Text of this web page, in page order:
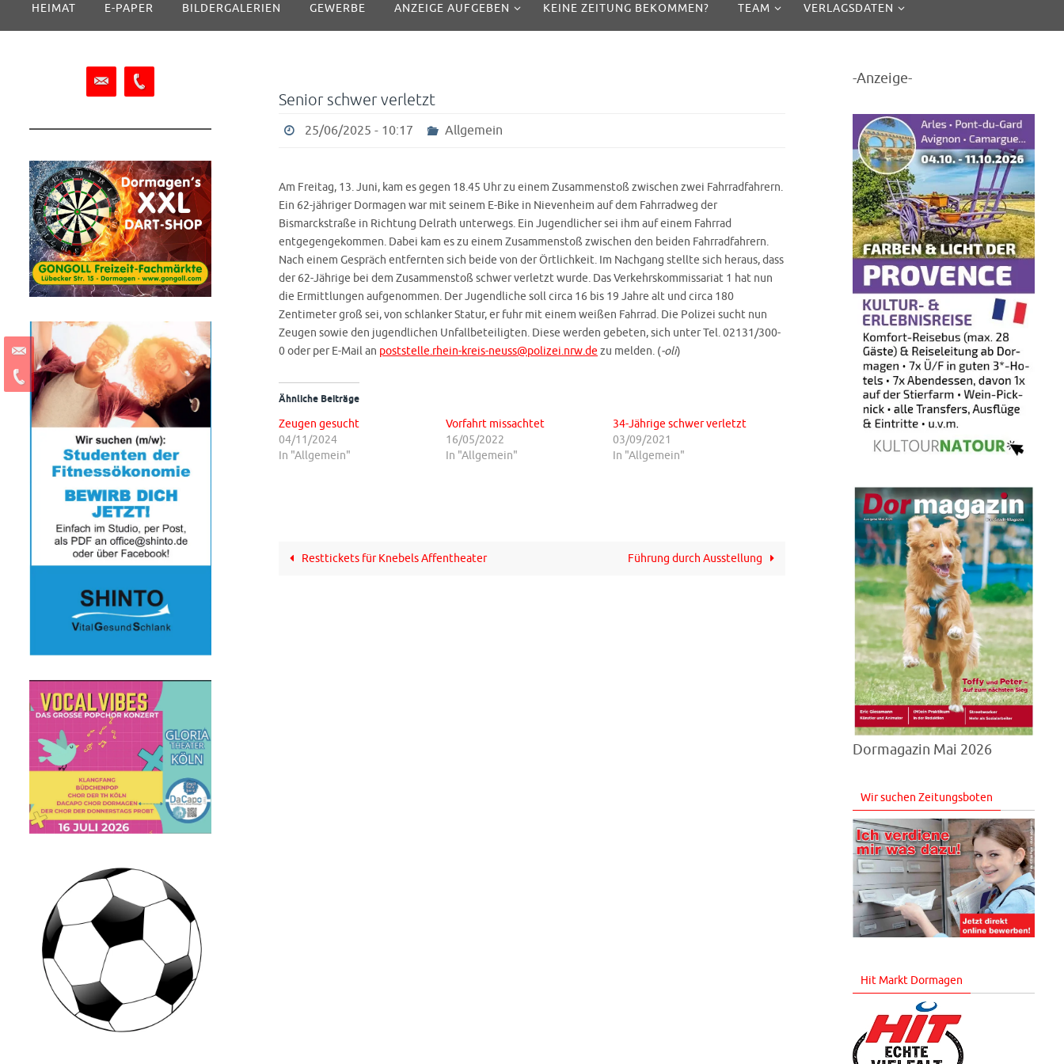
springen
HEIMAT E-PAPER BILDERGALERIEN GEWERBE ANZEIGE AUFGEBEN KEINE ZEITUNG BEKOMMEN? TEAM VERLAGSDATEN
Senior schwer verletzt
25/06/2025 - 10:17 Allgemein
Am Freitag, 13. Juni, kam es gegen 18.45 Uhr zu einem Zusammenstoß zwischen zwei Fahrradfahrern.
Ein 62-jähriger Dormagen war mit seinem E-Bike in Nievenheim auf dem Fahrradweg der
Bismarckstraße in Richtung Delrath unterwegs. Ein Jugendlicher sei ihm auf einem Fahrrad
entgegengekommen. Dabei kam es zu einem Zusammenstoß zwischen den beiden Fahrradfahrern.
Nach einem Gespräch entfernten sich beide von der Örtlichkeit. Im Nachgang stellte sich heraus, dass
der 62-Jährige bei dem Zusammenstoß schwer verletzt wurde. Das Verkehrskommissariat 1 hat nun
die Ermittlungen aufgenommen. Der Jugendliche soll circa 16 bis 19 Jahre alt und circa 180
Zentimeter groß sei, von schlanker Statur, er fuhr mit einem weißen Fahrrad. Die Polizei sucht nun
Zeugen sowie den jugendlichen Unfallbeteiligten. Diese werden gebeten, sich unter Tel. 02131/300-
0 oder per E-Mail an poststelle.rhein-kreis-neuss@polizei.nrw.de zu melden. (-oli)
Ähnliche Beiträge
Zeugen gesucht
04/11/2024
In "Allgemein"
Vorfahrt missachtet
16/05/2022
In "Allgemein"
34-Jährige schwer verletzt
03/09/2021
In "Allgemein"
Resttickets für Knebels Affentheater Führung durch Ausstellung
-Anzeige-
Dormagazin Mai 2026
Wir suchen Zeitungsboten
Hit Markt Dormagen